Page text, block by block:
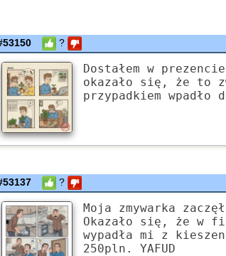
?
Dostałem w
okazało się, że to
przypadkiem wpadło
?
Moja zmywarka
Okazało się, że w
wypadła mi z
250pln. YAFUD